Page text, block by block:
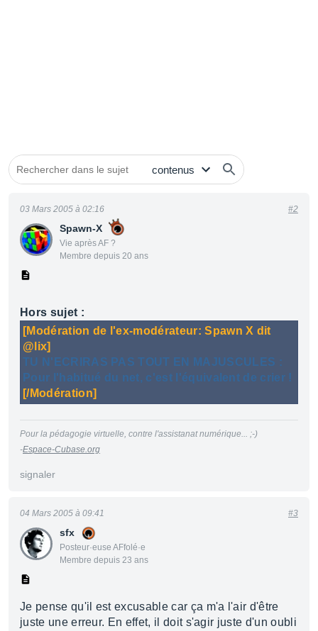
Spawn-X
Vie après AF ?
Membre depuis 20 ans
03 Mars 2005 à 02:16 #2
Hors sujet :
[Modération de l'ex-modérateur: Spawn X dit
@lix]
TU N'ECRIRAS PAS TOUT EN MAJUSCULES :
Pour l'habitué du net, c'est l'équivalent de crier !
[/Modération]
Pour la pédagogie virtuelle, contre l'assistanat numérique... ;-)
-Espace-Cubase.org
signaler
sfx
Posteur·euse AFfolé·e
Membre depuis 23 ans
04 Mars 2005 à 09:41 #3
Je pense qu'il est excusable car ça m'a l'air d'être
juste une erreur. En effet, il doit s'agir juste d'un oubli